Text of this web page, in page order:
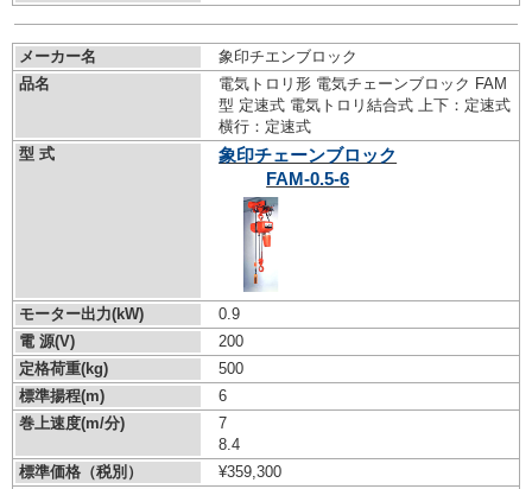
メーカー名
象印チエンブロック
品名
電気トロリ形 電気チェーンブロック FAM
型 定速式 電気トロリ結合式 上下：定速式
横行：定速式
型 式
象印チェーンブロック
FAM-0.5-6
モーター出力(kW)
0.9
電 源(V)
200
定格荷重(kg)
500
標準揚程(m)
6
巻上速度(m/分)
7
8.4
標準価格（税別）
¥359,300